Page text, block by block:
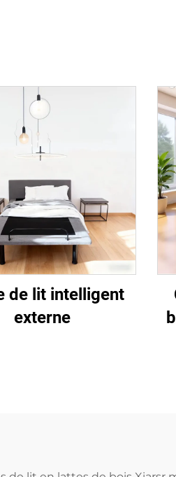
de lit intelligent
externe